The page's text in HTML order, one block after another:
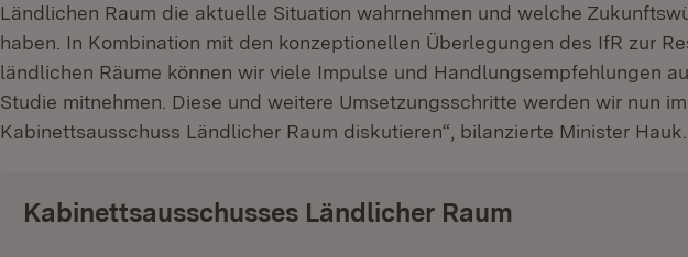
Ländlichen Raum die aktuelle Situation wahrnehmen und welche
haben. In Kombination mit den konzeptionellen Überlegungen des IfR zur
ländlichen Räume können wir viele Impulse und Handlungsempfehlungen
Studie mitnehmen. Diese und weitere Umsetzungsschritte werden wir nun im
Kabinettsausschuss Ländlicher Raum diskutieren“, bilanzierte Minister Hauk.
Kabinettsausschusses Ländlicher Raum